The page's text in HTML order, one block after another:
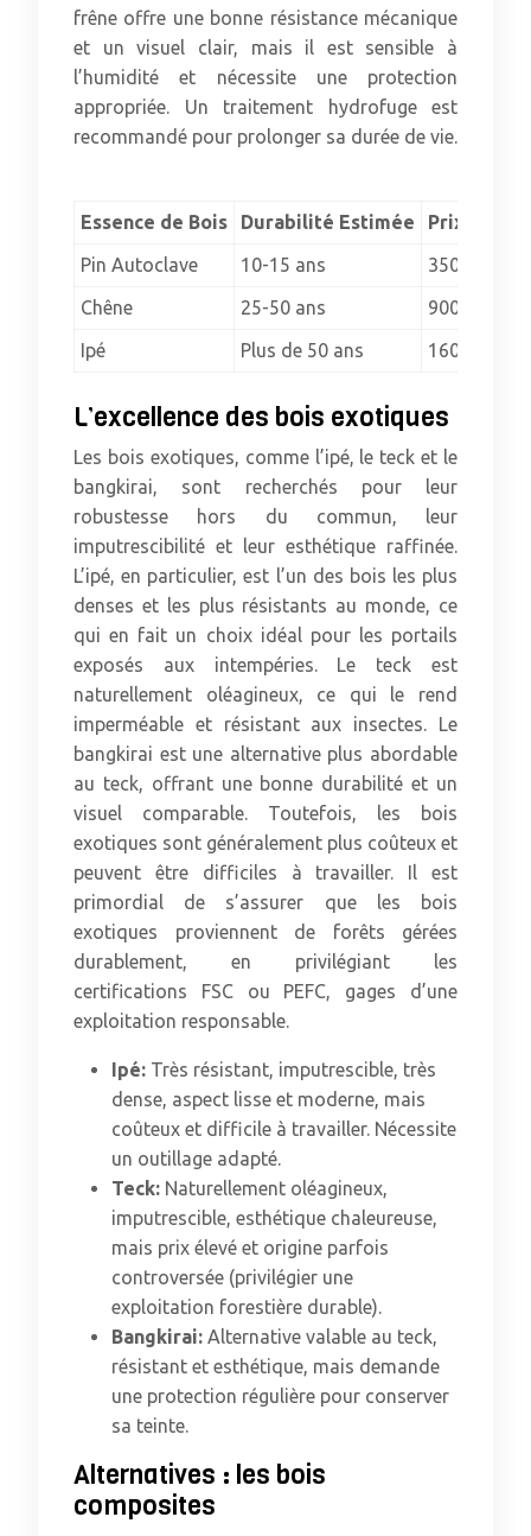
frêne offre une bonne résistance mécanique
et un visuel clair, mais il est sensible à
l’humidité et nécessite une protection
appropriée. Un traitement hydrofuge est
recommandé pour prolonger sa durée de vie.
Essence de Bois Durabilité Estimée
Prix
Pin Autoclave
10-15 ans
350€ – 550€
Chêne
25-50 ans
900€ –
Ipé
Plus de 50 ans 1600€ –
L’excellence des bois exotiques
Les bois exotiques, comme l’ipé, le teck et le
bangkirai, sont recherchés pour leur
robustesse hors du commun, leur
imputrescibilité et leur esthétique raffinée.
L’ipé, en particulier, est l’un des bois les plus
denses et les plus résistants au monde, ce
qui en fait un choix idéal pour les portails
exposés aux intempéries. Le teck est
naturellement oléagineux, ce qui le rend
imperméable et résistant aux insectes. Le
bangkirai est une alternative plus abordable
au teck, offrant une bonne durabilité et un
visuel comparable. Toutefois, les bois
exotiques sont généralement plus coûteux et
peuvent être difficiles à travailler. Il est
primordial de s’assurer que les bois
exotiques proviennent de forêts gérées
durablement, en privilégiant les
certifications FSC ou PEFC, gages d’une
exploitation responsable.
Ipé: Très résistant, imputrescible, très
dense, aspect lisse et moderne, mais
coûteux et difficile à travailler. Nécessite
un outillage adapté.
Teck: Naturellement oléagineux,
imputrescible, esthétique chaleureuse,
mais prix élevé et origine parfois
controversée (privilégier une
exploitation forestière durable).
Bangkirai: Alternative valable au teck,
résistant et esthétique, mais demande
une protection régulière pour conserver
sa teinte.
Alternatives : les bois
composites